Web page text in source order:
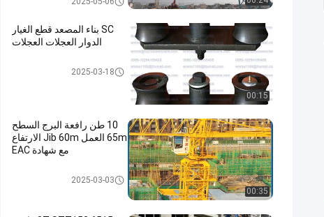
00:15
SC بناء المصعد قطع الغيار
الدوار العجلات العجلات
قطع الغيار من الرافعات2025-03-18
00:35
10 طن رافعة البرج السطح
65m العمل Jib 60m الارتفاع
مع شهادة EAC
رافعة برج مسطحة2025-03-03